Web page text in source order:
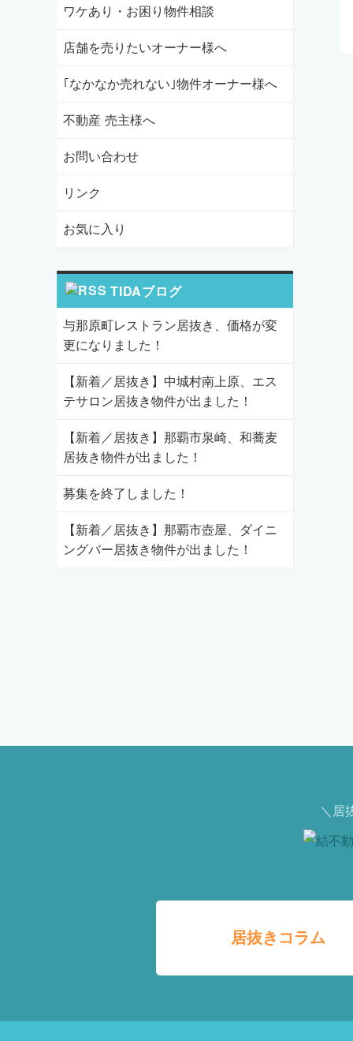
ワケあり・お困り物件相談
店舗を売りたいオーナー様へ
｢なかなか売れない｣物件オーナー様へ
不動産 売主様へ
お問い合わせ
リンク
お気に入り
TIDAブログ
与那原町レストラン居抜き、価格が変
更になりました！
【新着／居抜き】中城村南上原、エス
テサロン居抜き物件が出ました！
【新着／居抜き】那覇市泉崎、和蕎麦
居抜き物件が出ました！
募集を終了しました！
【新着／居抜き】那覇市壺屋、ダイニ
ングバー居抜き物件が出ました！
＼居
居抜きコラム